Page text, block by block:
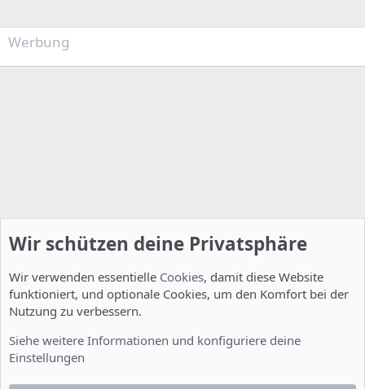
Werbung
Wir schützen deine Privatsphäre
Wir verwenden essentielle Cookies, damit diese Website
funktioniert, und optionale Cookies, um den Komfort bei der
Nutzung zu verbessern.
Siehe weitere Informationen und konfiguriere deine
Einstellungen